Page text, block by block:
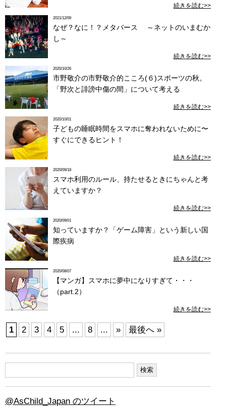
続きを読む>>
2021/12/09
なぜ？なに！？メタバース ～ネットのいまむか
し～
続きを読む>>
2020/10/26
市野敬介の市野敬介的こころ(６)スポーツの秋。
「野次と誹謗中傷の間」について考える
続きを読む>>
2020/10/01
子どもの睡眠時間をスマホに奪われないために〜
すぐにできるヒント！
続きを読む>>
2020/09/18
スマホ利用のルール、持たせるときにちゃんと考
えていますか？
続きを読む>>
2020/09/01
知っていますか？「ゲーム障害」という新しい国
際疾病
続きを読む>>
2020/08/07
【マンガ】スマホに夢中になりすぎて・・・
（part.2）
続きを読む>>
1 2 3 4 5 ... 8 ... » 最後へ »
@AsChild_Japan のツイート